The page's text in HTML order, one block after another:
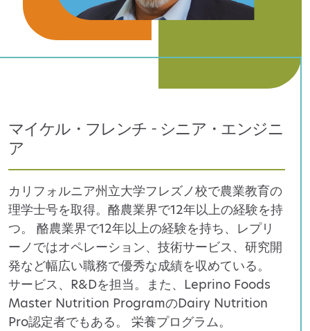
マイケル・フレンチ - シニア・エンジニ
ア
カリフォルニア州立大学フレズノ校で農業教育の
理学士号を取得。酪農業界で12年以上の経験を持
つ。 酪農業界で12年以上の経験を持ち、レプリ
ーノではオペレーション、技術サービス、研究開
発など幅広い職務で優秀な成績を収めている。
サービス、R&Dを担当。また、Leprino Foods
Master Nutrition ProgramのDairy Nutrition
Pro認定者でもある。 栄養プログラム。